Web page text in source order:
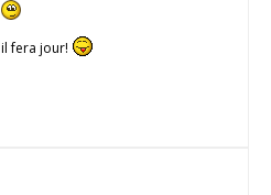
fera jour!